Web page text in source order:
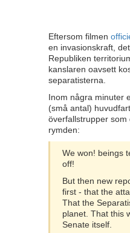
Eftersom filmen
en invasionskraft,
Republiken
kanslaren oavsett
separatisterna.
Inom några minuter
(små antal)
överfallstrupper som
rymden:
We won! beings
off!
But then new
first - that the
That the
planet. That this
Senate itself.